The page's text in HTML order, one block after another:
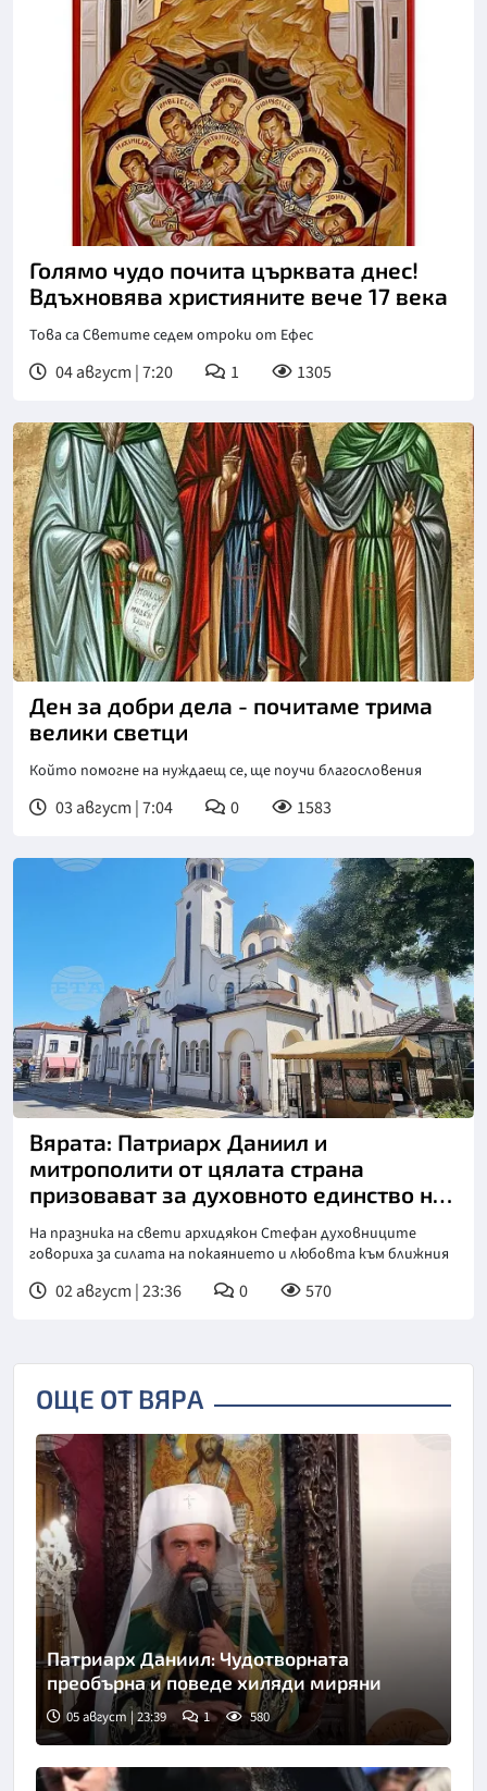
Голямо чудо почита църквата днес!
Вдъхновява християните вече 17 века
Това са Светите седем отроки от Ефес
04 август | 7:20 1 1305
Ден за добри дела - почитаме трима
велики светци
Който помогне на нуждаещ се, ще поучи благословения
03 август | 7:04 0 1583
Вярата: Патриарх Даниил и
митрополити от цялата страна
призовават за духовното единство на
На празника на свети архидякон Стефан духовниците
говориха за силата на покаянието и любовта към ближния
02 август | 23:36 0 570
ОЩЕ ОТ ВЯРА
Патриарх Даниил: Чудотворната
преобърна и поведе хиляди миряни
05 август | 23:39 1 580